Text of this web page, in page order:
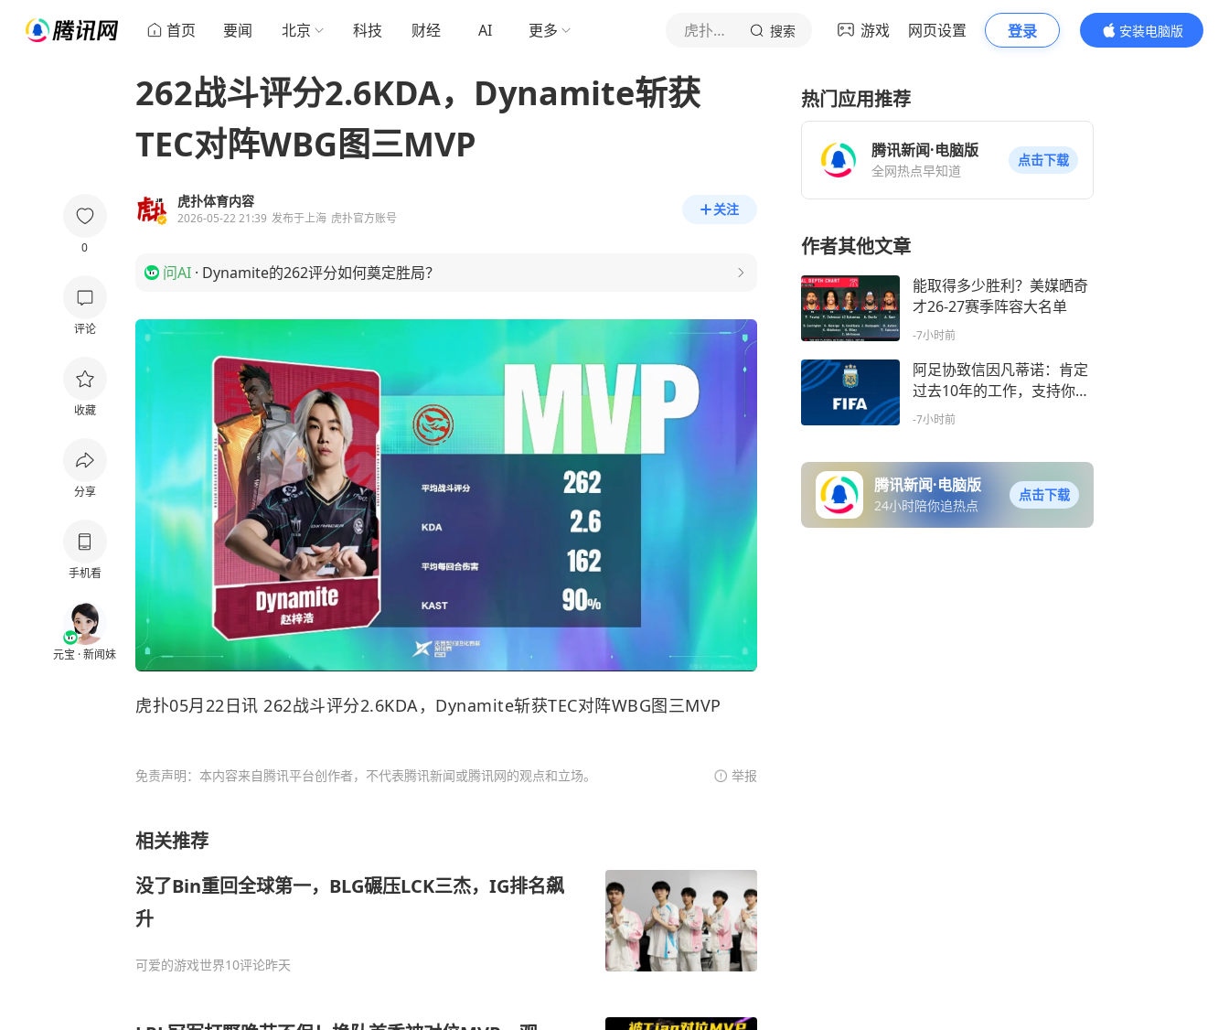
首页 要闻 北京 科技 财经 AI 更多 虎扑体育内容 搜索 游戏 网页设置 登录
安装电脑版
内容更精彩
0
评论
收藏
分享
手机看
元宝 · 新闻妹
262战斗评分2.6KDA，Dynamite斩获
TEC对阵WBG图三MVP
虎扑体育内容
2026-05-22 21:39 发布于上海 虎扑官方账号
关注
问AI · Dynamite的262评分如何奠定胜局？
虎扑05月22日讯 262战斗评分2.6KDA，Dynamite斩获TEC对阵WBG图三MVP
免责声明：本内容来自腾讯平台创作者，不代表腾讯新闻或腾讯网的观点和立场。 举报
相关推荐
没了Bin重回全球第一，BLG碾压LCK三杰，IG排名飙
升
可爱的游戏世界10评论昨天
热门应用推荐
腾讯新闻·电脑版
全网热点早知道
点击下载
作者其他文章
能取得多少胜利？美媒晒奇
才26-27赛季阵容大名单
-7小时前
阿足协致信因凡蒂诺：肯定
过去10年的工作，支持你继
续领导
-7小时前
腾讯新闻·电脑版
24小时陪你追热点
点击下载